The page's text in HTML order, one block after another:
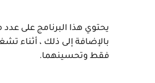
يحتوي هذا البرنامج على عدد
بالإضافة إلى ذلك ، أثناء
فقط وتحسينهما.